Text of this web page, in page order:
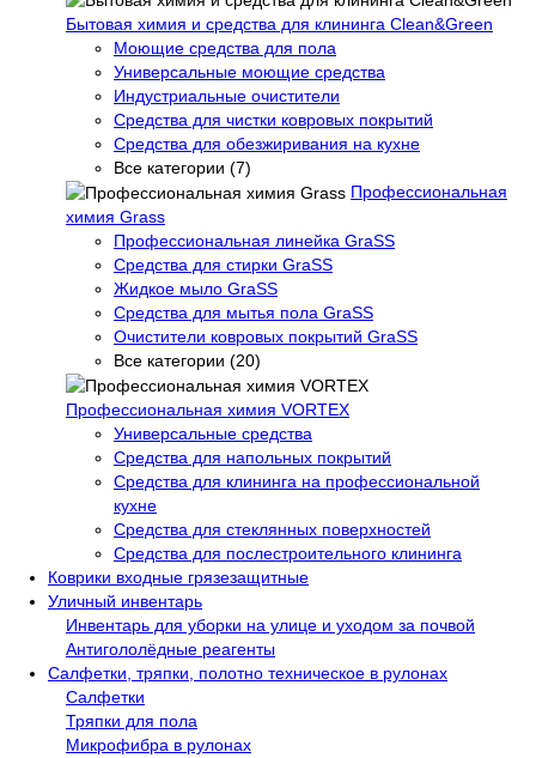
Бытовая химия и средства для клининга Clean&Green
Моющие средства для пола
Универсальные моющие средства
Индустриальные очистители
Средства для чистки ковровых покрытий
Средства для обезжиривания на кухне
Все категории (7)
Профессиональная
химия Grass
Профессиональная линейка GraSS
Средства для стирки GraSS
Жидкое мыло GraSS
Средства для мытья пола GraSS
Очистители ковровых покрытий GraSS
Все категории (20)
Профессиональная химия VORTEX
Универсальные средства
Средства для напольных покрытий
Средства для клининга на профессиональной
кухне
Средства для стеклянных поверхностей
Средства для послестроительного клининга
Коврики входные грязезащитные
Уличный инвентарь
Инвентарь для уборки на улице и уходом за почвой
Антигололёдные реагенты
Салфетки, тряпки, полотно техническое в рулонах
Салфетки
Тряпки для пола
Микрофибра в рулонах